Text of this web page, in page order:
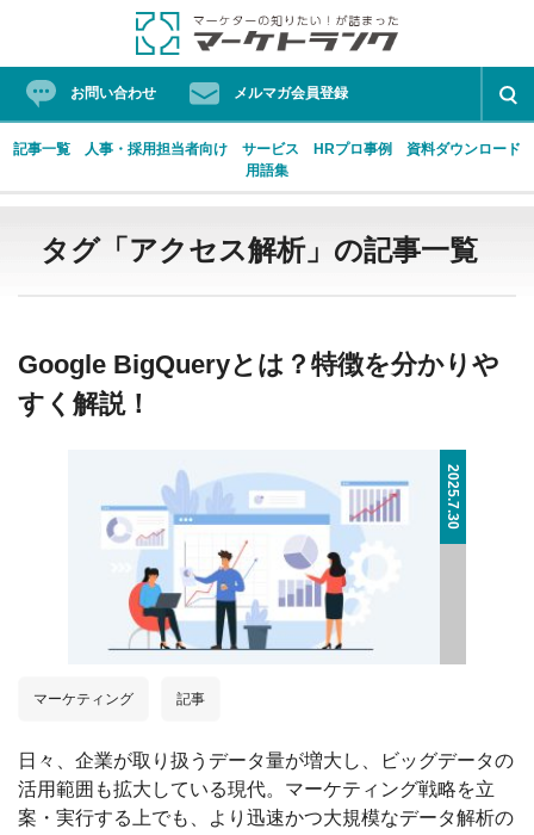
content
お問い合わせ メルマガ会員登録
人気タグ
HRプロ フォーラム
働き方改革 経営プロ
記事一覧 人事・採用担当者向け サービス HRプロ事例
資料ダウンロード
用語集
タグ「アクセス解析」の記事一覧
Google BigQueryとは？特徴を分かりや
すく解説！
2025.7.30
マーケティング 記事
日々、企業が取り扱うデータ量が増大し、ビッグデータの
活用範囲も拡大している現代。マーケティング戦略を立
案・実行する上でも、より迅速かつ大規模なデータ解析の